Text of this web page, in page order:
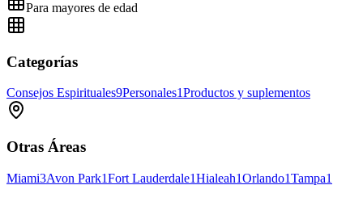
Para mayores de edad
Categorías
Consejos Espirituales9Personales1Productos y suplementos
Otras Áreas
Miami3Avon Park1Fort Lauderdale1Hialeah1Orlando1Tampa1